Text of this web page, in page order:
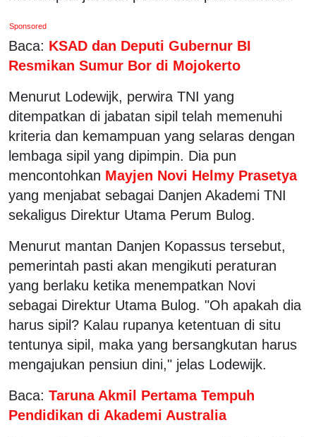
Sponsored
Baca: KSAD dan Deputi Gubernur BI
Resmikan Sumur Bor di Mojokerto
Menurut Lodewijk, perwira TNI yang
ditempatkan di jabatan sipil telah memenuhi
kriteria dan kemampuan yang selaras dengan
lembaga sipil yang dipimpin. Dia pun
mencontohkan Mayjen Novi Helmy Prasetya
yang menjabat sebagai Danjen Akademi TNI
sekaligus Direktur Utama Perum Bulog.
Menurut mantan Danjen Kopassus tersebut,
pemerintah pasti akan mengikuti peraturan
yang berlaku ketika menempatkan Novi
sebagai Direktur Utama Bulog. "Oh apakah dia
harus sipil? Kalau rupanya ketentuan di situ
tentunya sipil, maka yang bersangkutan harus
mengajukan pensiun dini," jelas Lodewijk.
Baca: Taruna Akmil Pertama Tempuh
Pendidikan di Akademi Australia